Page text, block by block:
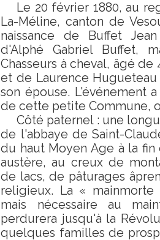
Le 20 février 1880, au
La-Méline, canton de
naissance de Buffet
d'Alphé Gabriel Buffet,
Chasseurs à cheval, âgé de
et de Laurence
son épouse. L'événement
de cette petite Commune,
Côté paternel : une
de l'abbaye de Saint-
du haut Moyen Age à la
austère, au creux de
de lacs, de pâturages
religieux. La «
mais nécessaire au
perdurera jusqu'à la
quelques familles de